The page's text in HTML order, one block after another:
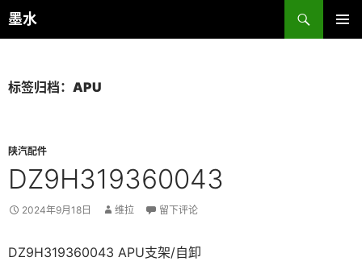
跳
至
墨水
搜
索
标签归档：APU
陕汽配件
DZ9H319360043
2024年9月18日 维拉 留下评论
DZ9H319360043 APU支架/自卸